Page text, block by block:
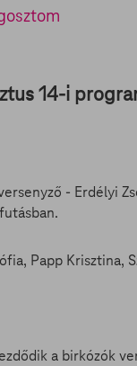
14-i
- Erdélyi
Papp Krisztina,
a birkózók